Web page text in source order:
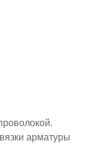
арматуры